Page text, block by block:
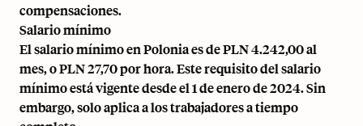
compensaciones.
Salario mínimo
El salario mínimo en Polonia es de PLN 4.242,00 al
mes, o PLN 27,70 por hora. Este requisito del salario
mínimo está vigente desde el 1 de enero de 2024. Sin
embargo, solo aplica a los trabajadores a tiempo